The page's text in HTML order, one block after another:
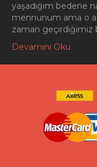
yaşadığım bedene
mennunum ama o
zaman geçirdiğimiz
Devamını Oku